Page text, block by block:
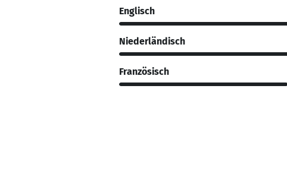
Englisch
Niederländisch
Französisch